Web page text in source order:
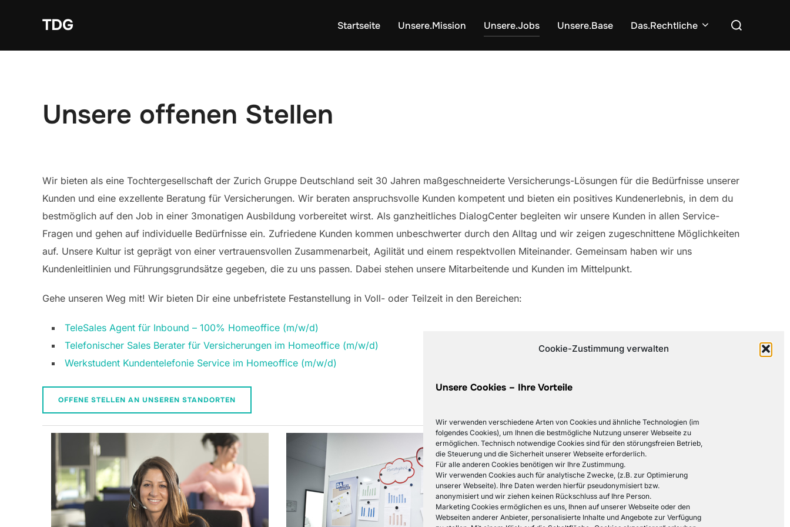
Cookie-Zustimmung verwalten
Unsere Cookies – Ihre Vorteile
Wir verwenden verschiedene Arten von Cookies und ähnliche Technologien (im
folgendes Cookies), um Ihnen die bestmögliche Nutzung unserer Webseite zu
ermöglichen. Technisch notwendige Cookies sind für den störungsfreien Betrieb,
die Steuerung und die Sicherheit unserer Webseite erforderlich.
Für alle anderen Cookies benötigen wir Ihre Zustimmung.
Wir verwenden Cookies auch für analytische Zwecke, (z.B. zur Optimierung
unserer Webseite). Ihre Daten werden hierfür pseudonymisiert bzw.
anonymisiert und wir ziehen keinen Rückschluss auf Ihre Person.
Marketing Cookies ermöglichen es uns, Ihnen auf unserer Webseite oder den
Webseiten anderer Anbieter, personalisierte Inhalte und Angebote zur Verfügung
TDG Startseite Unsere.Mission Unsere.Jobs Unsere.Base Das.Rechtliche
Suchen
Unsere offenen Stellen
Wir bieten als eine Tochtergesellschaft der Zurich Gruppe Deutschland seit 30 Jahren maßgeschneiderte Versicherungs-Lösungen für die Bedürfnisse unserer
Kunden und eine exzellente Beratung für Versicherungen. Wir beraten anspruchsvolle Kunden kompetent und bieten ein positives Kundenerlebnis, in dem du
bestmöglich auf den Job in einer 3monatigen Ausbildung vorbereitet wirst. Als ganzheitliches DialogCenter begleiten wir unsere Kunden in allen Service-
Fragen und gehen auf individuelle Bedürfnisse ein. Zufriedene Kunden kommen unbeschwerter durch den Alltag und wir zeigen zugeschnittene Möglichkeiten
auf. Unsere Kultur ist geprägt von einer vertrauensvollen Zusammenarbeit, Agilität und einem respektvollen Miteinander. Gemeinsam haben wir uns
Kundenleitlinien und Führungsgrundsätze gegeben, die zu uns passen. Dabei stehen unsere Mitarbeitende und Kunden im Mittelpunkt.
Gehe unseren Weg mit! Wir bieten Dir eine unbefristete Festanstellung in Voll- oder Teilzeit in den Bereichen:
TeleSales Agent für Inbound – 100% Homeoffice (m/w/d)
Telefonischer Sales Berater für Versicherungen im Homeoffice (m/w/d)
Werkstudent Kundentelefonie Service im Homeoffice (m/w/d)
OFFENE STELLEN AN UNSEREN STANDORTEN